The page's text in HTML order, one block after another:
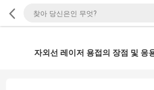
자외선 레이저 용접의 장점 및 응